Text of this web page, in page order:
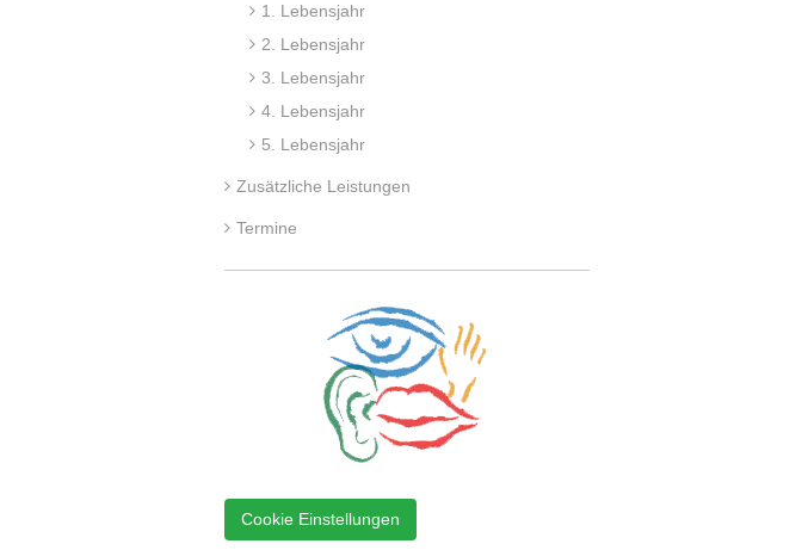
1. Lebensjahr
2. Lebensjahr
3. Lebensjahr
4. Lebensjahr
5. Lebensjahr
Zusätzliche Leistungen
Termine
Cookie Einstellungen